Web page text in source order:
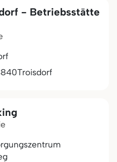
- Betriebsstätte
Troisdorf